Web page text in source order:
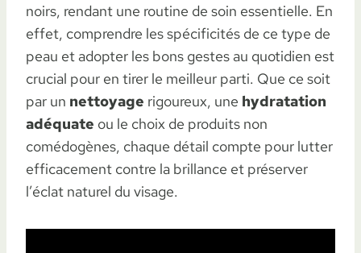
noirs, rendant une routine de soin essentielle. En
effet, comprendre les spécificités de ce type de
peau et adopter les bons gestes au quotidien est
crucial pour en tirer le meilleur parti. Que ce soit
par un nettoyage rigoureux, une hydratation
adéquate ou le choix de produits non
comédogènes, chaque détail compte pour lutter
efficacement contre la brillance et préserver
l’éclat naturel du visage.